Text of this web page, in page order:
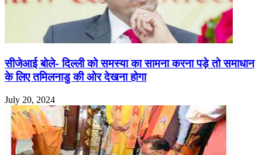
सीजेआई बोले- दिल्ली को समस्या का सामना करना पड़े तो समाधान
के लिए तमिलनाडु की ओर देखना होगा
July 20, 2024